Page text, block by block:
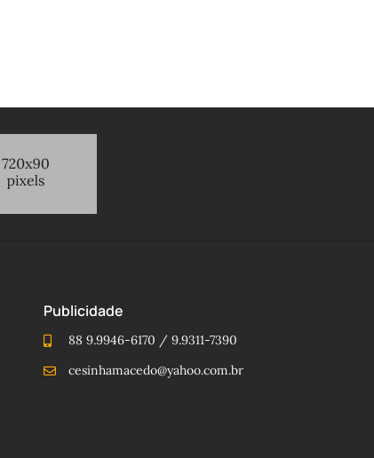
Publicidade
88 9.9946-6170 / 9.9311-7390
cesinhamacedo@yahoo.com.br